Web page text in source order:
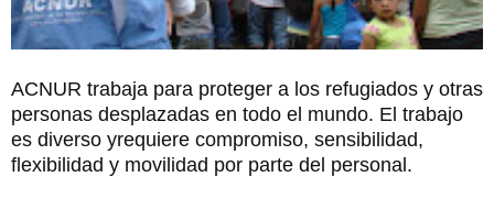
ACNUR trabaja para proteger a los refugiados y otras
personas desplazadas en todo el mundo. El trabajo
es diverso yrequiere compromiso, sensibilidad,
flexibilidad y movilidad por parte del personal.